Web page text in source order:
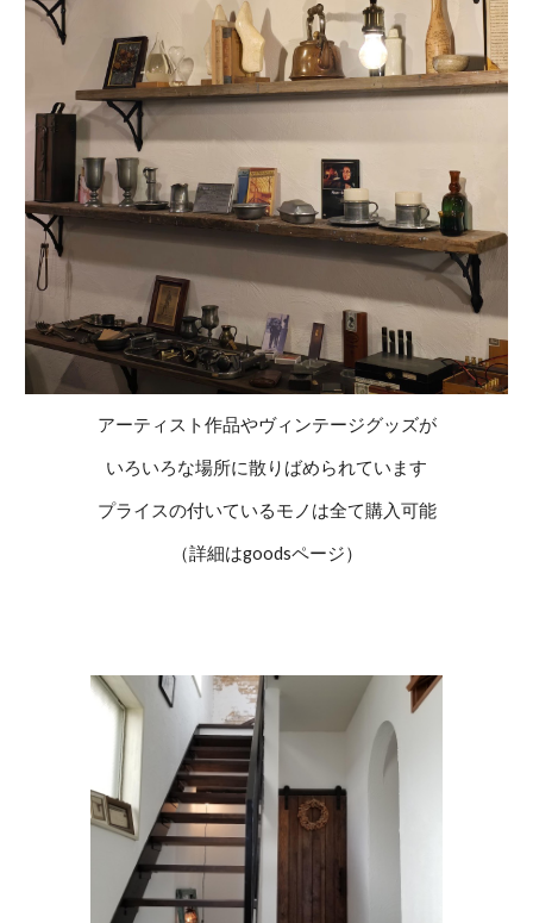
アーティスト作品やヴィンテージグッズが
いろいろな場所に散りばめられています
プライスの付いているモノは全て購入可能
（詳細はgoodsページ）